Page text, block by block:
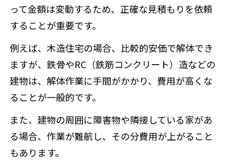
って金額は変動するため、正確な見積もりを依頼
することが重要です。
例えば、木造住宅の場合、比較的安価で解体でき
ますが、鉄骨やRC（鉄筋コンクリート）造などの
建物は、解体作業に手間がかかり、費用が高くな
ることが一般的です。
また、建物の周囲に障害物や隣接している家があ
る場合、作業が難航し、その分費用が上がること
もあります。